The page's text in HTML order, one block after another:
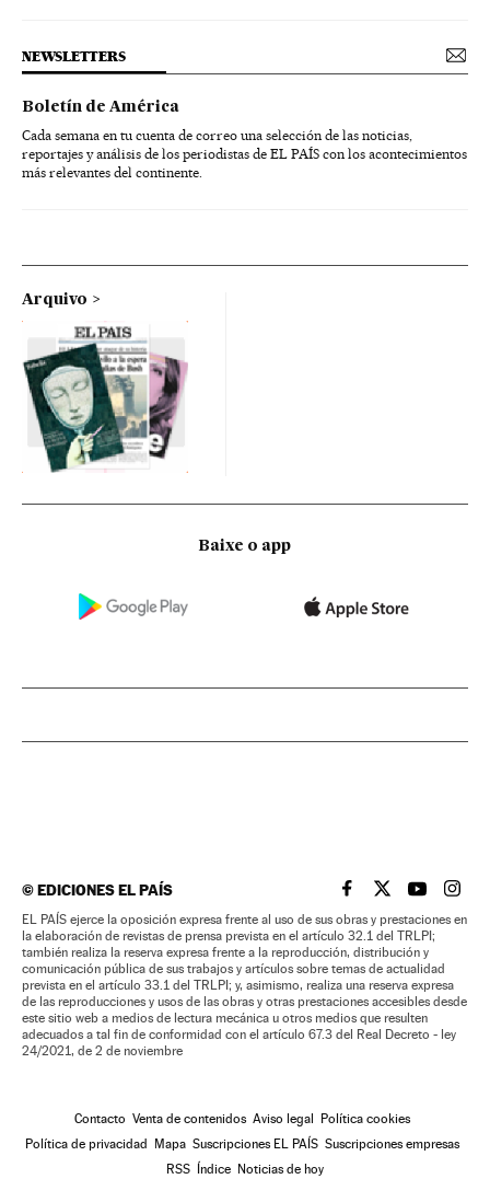
NEWSLETTERS
Boletín de América
Cada semana en tu cuenta de correo una selección de las noticias,
reportajes y análisis de los periodistas de EL PAÍS con los acontecimientos
más relevantes del continente.
Arquivo
Baixe o app
©EDICIONES EL PAÍS EL PAÍS BRASIL EN
EL PAÍSEL PAÍS
EL
EL PAÍS ejerce la oposición expresa frente al uso de sus obras y prestaciones en
la elaboración de revistas de prensa prevista en el artículo 32.1 del TRLPI;
también realiza la reserva expresa frente a la reproducción, distribución y
comunicación pública de sus trabajos y artículos sobre temas de actualidad
prevista en el artículo 33.1 del TRLPI; y, asimismo, realiza una reserva expresa
de las reproducciones y usos de las obras y otras prestaciones accesibles desde
este sitio web a medios de lectura mecánica u otros medios que resulten
adecuados a tal fin de conformidad con el artículo 67.3 del Real Decreto - ley
24/2021, de 2 de noviembre
Contacto Venta de contenidos Aviso legal Política cookies
Política de privacidad Mapa Suscripciones EL PAÍS Suscripciones empresas
RSS Índice Noticias de hoy